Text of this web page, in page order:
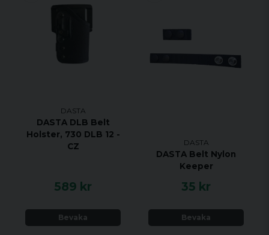
DASTA
DASTA DLB Belt
Holster, 730 DLB 12 -
CZ
589 kr
Bevaka
DASTA
DASTA Belt Nylon
Keeper
35 kr
Bevaka